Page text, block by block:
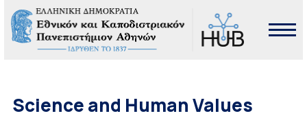
Science and Human Values